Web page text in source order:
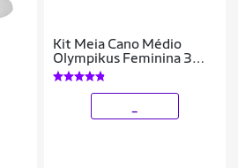
Kit Meia Cano Médio
Olympikus Feminina 3
Pares